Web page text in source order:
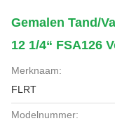
Gemalen Tand/
12 1/4“ FSA126
Merknaam:
FLRT
Modelnummer: